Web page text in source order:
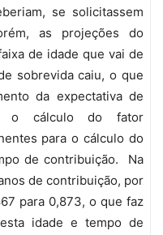
se solicitassem
as projeções do
de idade que vai de
sobrevida caiu, o que
da expectativa de
o cálculo do fator
para o cálculo do
de contribuição. Na
de contribuição, por
para 0,873, o que faz
idade e tempo de